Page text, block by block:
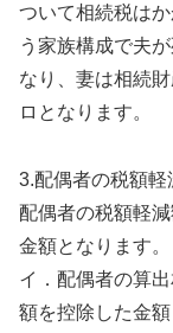
ついて相続税は
う家族構成で夫
なり、妻は相続
ロとなります。
3.配偶者の税額軽
配偶者の税額軽
金額となります。
イ．配偶者の算
額を控除した金額